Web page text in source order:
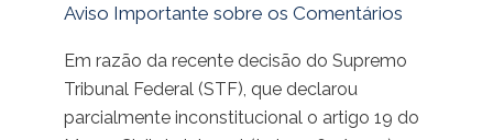
Aviso Importante sobre os Comentários
Em razão da recente decisão do Supremo
Tribunal Federal (STF), que declarou
parcialmente inconstitucional o artigo 19 do